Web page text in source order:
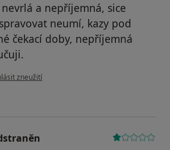
a nepříjemná, sice
neumí, kazy pod
čekací doby, nepříjemná
názoru uživatele Váš účet byl odstraněn
zneužití